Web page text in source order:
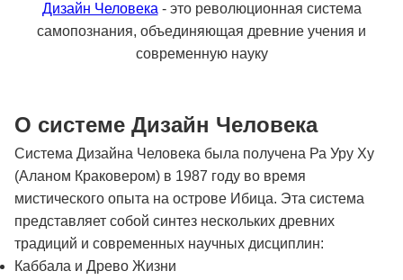
Дизайн Человека - это революционная система
самопознания, объединяющая древние учения и
современную науку
О системе Дизайн Человека
Система Дизайна Человека была получена Ра Уру Ху
(Аланом Краковером) в 1987 году во время
мистического опыта на острове Ибица. Эта система
представляет собой синтез нескольких древних
традиций и современных научных дисциплин:
Каббала и Древо Жизни